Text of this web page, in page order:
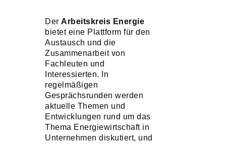
Der Arbeitskreis Energie
bietet eine Plattform für den
Austausch und die
Zusammenarbeit von
Fachleuten und
Interessierten. In
regelmäßigen
Gesprächsrunden werden
aktuelle Themen und
Entwicklungen rund um das
Thema Energiewirtschaft in
Unternehmen diskutiert, und